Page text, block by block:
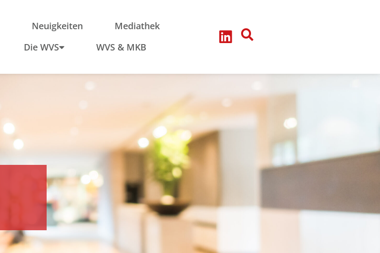
Neuigkeiten
Mediathek
Die WVS WVS & MKB
Anfahrt
Interessengruppe - Arbeitskreise